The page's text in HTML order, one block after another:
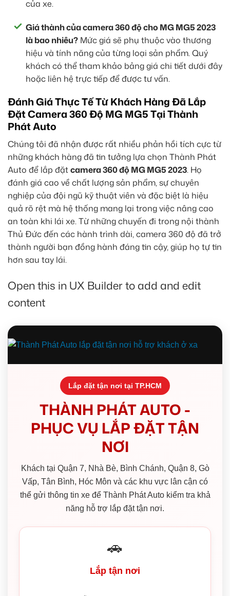
của xe.
Giá thành của camera 360 độ cho MG MG5 2023
là bao nhiêu? Mức giá sẽ phụ thuộc vào thương
hiệu và tính năng của từng loại sản phẩm. Quý
khách có thể tham khảo bảng giá chi tiết dưới đây
hoặc liên hệ trực tiếp để được tư vấn.
Đánh Giá Thực Tế Từ Khách Hàng Đã Lắp
Đặt Camera 360 Độ MG MG5 Tại Thành
Phát Auto
Chúng tôi đã nhận được rất nhiều phản hồi tích cực từ
những khách hàng đã tin tưởng lựa chọn Thành Phát
Auto để lắp đặtcamera 360 độ MG MG5 2023. Họ
đánh giá cao về chất lượng sản phẩm, sự chuyên
nghiệp của đội ngũ kỹ thuật viên và đặc biệt là hiệu
quả rõ rệt mà hệ thống mang lại trong việc nâng cao
an toàn khi lái xe. Từ những chuyến đi trong nội thành
Thủ Đức đến các hành trình dài, camera 360 độ đã trở
thành người bạn đồng hành đáng tin cậy, giúp họ tự tin
hơn sau tay lái.
Open this in UX Builder to add and edit
content
Lắp đặt tận nơi tại TP.HCM
THÀNH PHÁT AUTO -
PHỤC VỤ LẮP ĐẶT TẬN
NƠI
Khách tại Quận 7, Nhà Bè, Bình Chánh, Quận 8, Gò
Vấp, Tân Bình, Hóc Môn và các khu vực lân cận có
thể gửi thông tin xe để Thành Phát Auto kiểm tra khả
năng hỗ trợ lắp đặt tận nơi.
🚗
Lắp tận nơi